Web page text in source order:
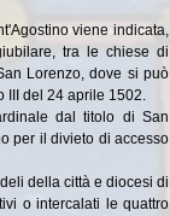
viene indicata,
tra le chiese di
Lorenzo, dove si può
III del 24 aprile 1502.
dal titolo di San
per il divieto di accesso
della città e diocesi di
o intercalati le quattro